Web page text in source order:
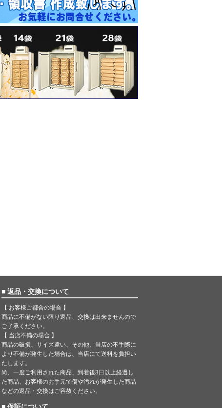
■ 返品・交換について
【 お客様ご都合の場合 】
商品に不備がない限り返品、交換は出来ませんので
ご了承ください。
【 当店不備の場合 】
商品の破損、サイズ違い、その他、当店の不手際に
より不備が発生した場合は、当店にて送料を負担い
たします。
尚、一度ご利用された商品、到着後3日以上経過し
た商品、お客様のお手元で傷や汚れが発生した商品
などの返品・交換はご容赦ください。